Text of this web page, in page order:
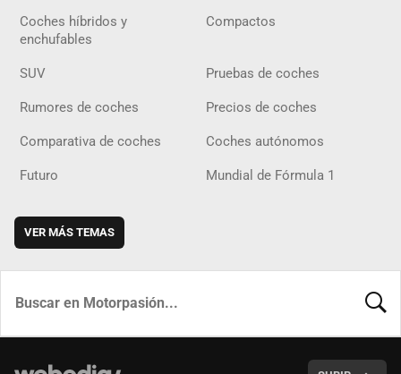
Coches híbridos y
enchufables
Compactos
SUV Pruebas de coches
Rumores de coches Precios de coches
Comparativa de coches Coches autónomos
Futuro Mundial de Fórmula 1
VER MÁS TEMAS